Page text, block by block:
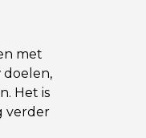
met
Het is
verder